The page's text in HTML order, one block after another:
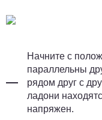
Начните с
параллельны
рядом друг с
ладони
напряжен.